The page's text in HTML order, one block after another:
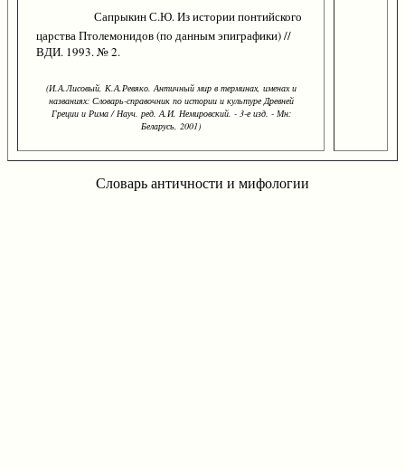
Сапрыкин С.Ю. Из истории понтийского
царства Птолемонидов (по данным эпиграфики) //
ВДИ. 1993. № 2.
(И.А.Лисовый, К.А.Ревяко. Античный мир в терминах, именах и
названиях: Словарь-справочник по истории и культуре Древней
Греции и Рима / Науч. ред. А.И. Немировский. - 3-е изд. - Мн:
Беларусь, 2001)
Словарь античности и мифологии